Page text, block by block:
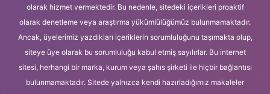
olarak hizmet vermektedir. Bu nedenle, sitedeki içerikleri proaktif
olarak denetleme veya araştırma yükümlülüğümüz bulunmamaktadır.
Ancak, üyelerimiz yazdıkları içeriklerin sorumluluğunu taşımakta olup,
siteye üye olarak bu sorumluluğu kabul etmiş sayılırlar. Bu internet
sitesi, herhangi bir marka, kurum veya şahıs şirketi ile hiçbir bağlantısı
bulunmamaktadır. Sitede yalnızca kendi hazırladığımız makaleler